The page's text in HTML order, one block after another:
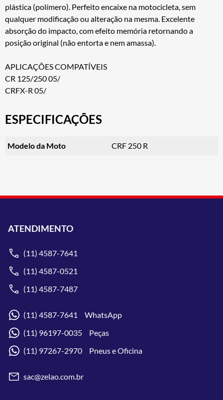
plástica (polímero). Perfeito encaixe na motocicleta, sem
qualquer modificação ou alteração na mesma. Excelente
absorção do impacto, com efeito memória retornando a
posição original (não entorta e nem amassa).
APLICAÇÕES COMPATÍVEIS
CR 125/250 05/
CRFX-R 05/
ESPECIFICAÇÕES
Modelo da Moto CRF 250 R
ATENDIMENTO
(11) 4587-7641
(11) 4587-0521
(11) 4587-7487
(11) 4587-7641 WhatsApp
(11) 96197-0035 Peças
(11) 97267-2970 Pneus e Oficina
sac@zelao.com.br